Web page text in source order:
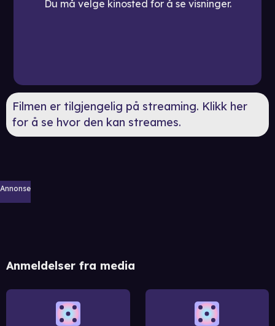
Du må velge kinosted for å se visninger.
Filmen er tilgjengelig på streaming. Klikk her
for å se hvor den kan streames.
Annonse
Anmeldelser fra media